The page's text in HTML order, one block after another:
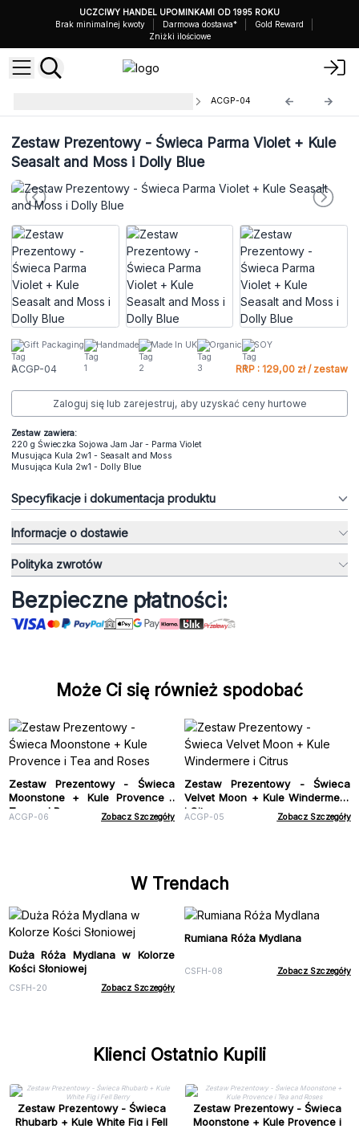
UCZCIWY HANDEL UPOMINKAMI OD 1995 ROKU
Brak minimalnej kwoty
Darmowa dostawa*
Gold Reward
Zniżki ilościowe
ACGP-04
Zestaw Prezentowy - Świeca Parma Violet + Kule
Seasalt and Moss i Dolly Blue
Gift Packaging Handmade Made In UK Organic SOY
ACGP-04 RRP : 129,00 zł / zestaw
Zaloguj się lub zarejestruj, aby uzyskać ceny hurtowe
Zestaw zawiera:
220 g Świeczka Sojowa Jam Jar - Parma Violet
Musująca Kula 2w1 - Seasalt and Moss
Musująca Kula 2w1 - Dolly Blue
Specyfikacje i dokumentacja produktu
Informacje o dostawie
Polityka zwrotów
Bezpieczne płatności:
Może Ci się również spodobać
Zestaw Prezentowy - Świeca
Moonstone + Kule Provence i
Tea and Roses
ACGP-06 Zobacz Szczegóły
Zestaw Prezentowy - Świeca
Velvet Moon + Kule Windermere
i Citrus
ACGP-05 Zobacz Szczegóły
W Trendach
Duża Róża Mydlana w Kolorze
Kości Słoniowej
CSFH-20 Zobacz Szczegóły
Rumiana Róża Mydlana
CSFH-08 Zobacz Szczegóły
Klienci Ostatnio Kupili
Zestaw Prezentowy - Świeca
Rhubarb + Kule White Fig i Fell
Zestaw Prezentowy - Świeca
Moonstone + Kule Provence i